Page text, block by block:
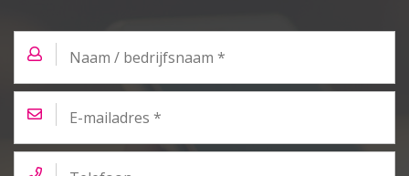
bedrijfsnaam *
mailadres
*